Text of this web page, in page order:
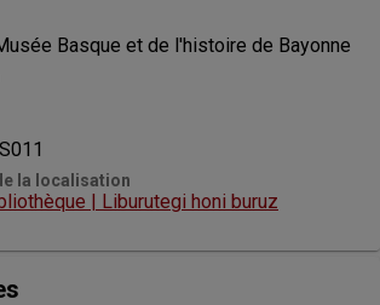
Basque et de l'histoire de Bayonne
la localisation
| Liburutegi honi buruz